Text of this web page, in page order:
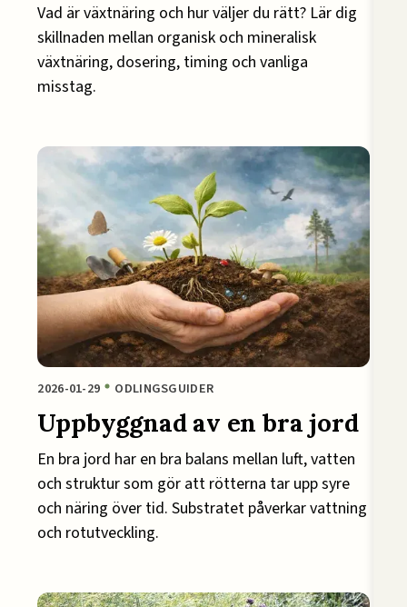
Vad är växtnäring och hur väljer du rätt? Lär dig
skillnaden mellan organisk och mineralisk
växtnäring, dosering, timing och vanliga
misstag.
2026-01-29 ODLINGSGUIDER
Uppbyggnad av en bra jord
En bra jord har en bra balans mellan luft, vatten
och struktur som gör att rötterna tar upp syre
och näring över tid. Substratet påverkar vattning
och rotutveckling.